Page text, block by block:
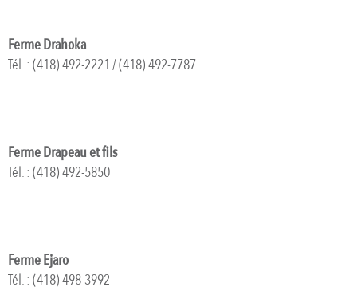
Ferme Drahoka
Tél. : (418) 492-2221 / (418) 492-7787
Ferme Drapeau et fils
Tél. : (418) 492-5850
Ferme Ejaro
Tél. : (418) 498-3992